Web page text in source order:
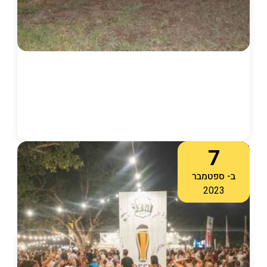
7
ב- ספטמבר
2023
23:00
16:00
פסטיבל בירה
לפרטים